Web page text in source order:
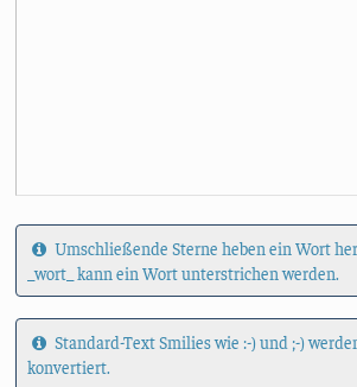
Umschließende Sterne heben ein Wort
_wort_ kann ein Wort unterstrichen werden.
Standard-Text Smilies wie :-) und ;-)
konvertiert.